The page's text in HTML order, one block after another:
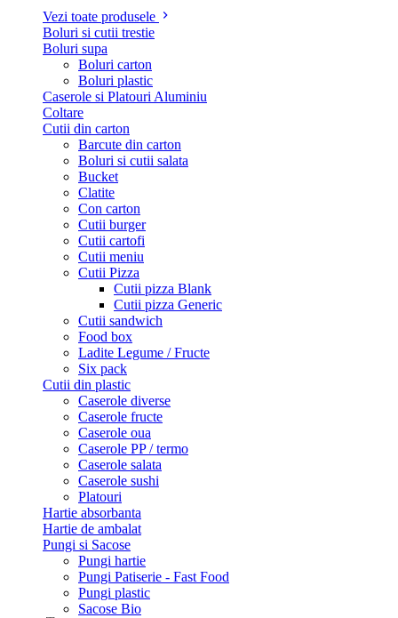
Vezi toate produsele
Boluri si cutii trestie
Boluri supa
Boluri carton
Boluri plastic
Caserole si Platouri Aluminiu
Coltare
Cutii din carton
Barcute din carton
Boluri si cutii salata
Bucket
Clatite
Con carton
Cutii burger
Cutii cartofi
Cutii meniu
Cutii Pizza
Cutii pizza Blank
Cutii pizza Generic
Cutii sandwich
Food box
Ladite Legume / Fructe
Six pack
Cutii din plastic
Caserole diverse
Caserole fructe
Caserole oua
Caserole PP / termo
Caserole salata
Caserole sushi
Platouri
Hartie absorbanta
Hartie de ambalat
Pungi si Sacose
Pungi hartie
Pungi Patiserie - Fast Food
Pungi plastic
Sacose Bio